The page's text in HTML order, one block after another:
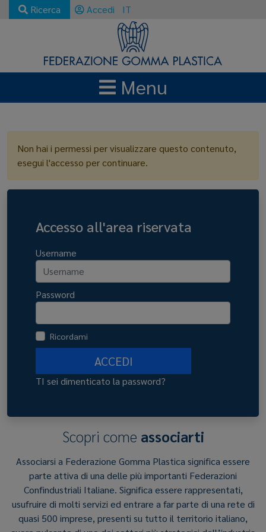
Ricerca Accedi IT
Menu
Non hai i permessi per visualizzare questo contenuto,
esegui l'accesso per continuare.
Accesso all'area riservata
Username
Password
Ricordami
ACCEDI
TI sei dimenticato la password?
Scopri come associarti
Associarsi a Federazione Gomma Plastica significa essere
parte attiva di una delle più importanti Federazioni
Confindustriali Italiane. Significa essere rappresentati,
usufruire di molti servizi ed entrare a far parte di una rete di
quasi 500 imprese, presenti su tutto il territorio italiano,